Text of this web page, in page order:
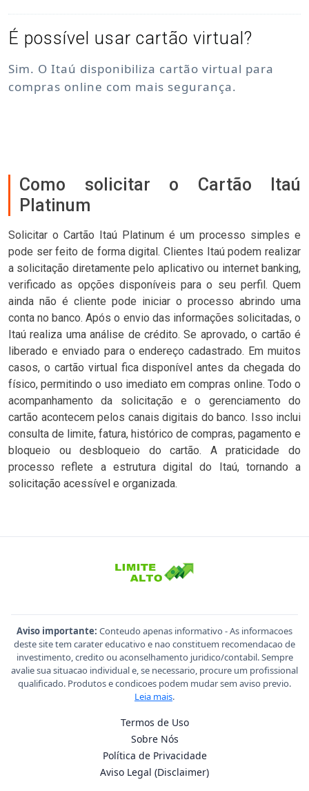
É possível usar cartão virtual?
Sim. O Itaú disponibiliza cartão virtual para
compras online com mais segurança.
Como solicitar o Cartão Itaú
Platinum
Solicitar o Cartão Itaú Platinum é um processo simples e
pode ser feito de forma digital. Clientes Itaú podem realizar
a solicitação diretamente pelo aplicativo ou internet banking,
verificado as opções disponíveis para o seu perfil. Quem
ainda não é cliente pode iniciar o processo abrindo uma
conta no banco. Após o envio das informações solicitadas, o
Itaú realiza uma análise de crédito. Se aprovado, o cartão é
liberado e enviado para o endereço cadastrado. Em muitos
casos, o cartão virtual fica disponível antes da chegada do
físico, permitindo o uso imediato em compras online. Todo o
acompanhamento da solicitação e o gerenciamento do
cartão acontecem pelos canais digitais do banco. Isso inclui
consulta de limite, fatura, histórico de compras, pagamento e
bloqueio ou desbloqueio do cartão. A praticidade do
processo reflete a estrutura digital do Itaú, tornando a
solicitação acessível e organizada.
Aviso importante: Conteudo apenas informativo - As informacoes
deste site tem carater educativo e nao constituem recomendacao de
investimento, credito ou aconselhamento juridico/contabil. Sempre
avalie sua situacao individual e, se necessario, procure um profissional
qualificado. Produtos e condicoes podem mudar sem aviso previo.
Leia mais.
Termos de Uso
Sobre Nós
Política de Privacidade
Aviso Legal (Disclaimer)